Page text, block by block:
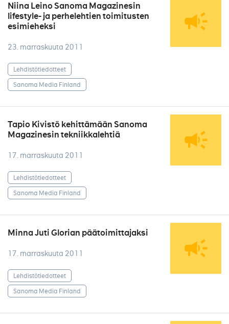
Niina Leino Sanoma Magazinesin
lifestyle- ja perhelehtien toimitusten
esimieheksi
23. marraskuuta 2011
Lehdistötiedotteet
Sanoma Media Finland
Tapio Kivistö kehittämään Sanoma
Magazinesin tekniikkalehtiä
17. marraskuuta 2011
Lehdistötiedotteet
Sanoma Media Finland
Minna Juti Glorian päätoimittajaksi
17. marraskuuta 2011
Lehdistötiedotteet
Sanoma Media Finland